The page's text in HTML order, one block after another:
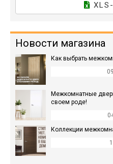
Новости магазина
Как выбрать
Межкомнатные
своем роде!
Коллекции